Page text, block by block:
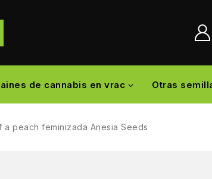
de cannabis en vrac Otras
a peach feminizada Anesia Seeds